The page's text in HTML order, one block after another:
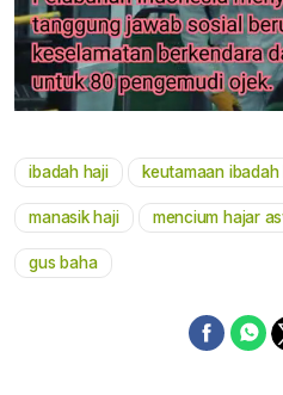
ibadah haji keutamaan ibadah
manasik haji mencium hajar
gus baha